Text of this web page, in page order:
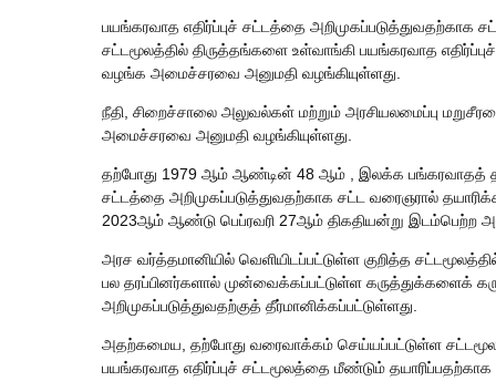
பயங்கரவாத எதிர்ப்புச் சட்டத்தை அறிமுகப்படுத்துவதற்காக
சட்டமூலத்தில் திருத்தங்களை உள்வாங்கி பயங்கரவாத
வழங்க அமைச்சரவை அனுமதி வழங்கியுள்ளது.
நீதி, சிறைச்சாலை அலுவல்கள் மற்றும் அரசியலமைப்பு
அமைச்சரவை அனுமதி வழங்கியுள்ளது.
தற்போது 1979 ஆம் ஆண்டின் 48 ஆம் , இலக்க பங்கரவாதத்
சட்டத்தை அறிமுகப்படுத்துவதற்காக சட்ட வரைஞரால்
2023ஆம் ஆண்டு பெப்ரவரி 27ஆம் திகதியன்று இடம்பெற்ற
அரச வர்த்தமானியில் வெளியிடப்பட்டுள்ள குறித்த
பல தரப்பினர்களால் முன்வைக்கப்பட்டுள்ள கருத்துக்களைக்
அறிமுகப்படுத்துவதற்குத் தீர்மானிக்கப்பட்டுள்ளது.
அதற்கமைய, தற்போது வரைவாக்கம் செய்யப்பட்டுள்ள
பயங்கரவாத எதிர்ப்புச் சட்டமூலத்தை மீண்டும்